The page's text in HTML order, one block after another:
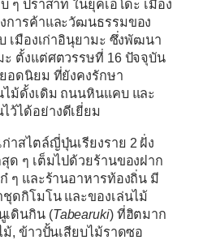
ๆ ปราสาท ในยุคเอโดะ เมือง
การค้าและวัฒนธรรมของ
เมืองเก่าอินุยามะ ซึ่งพัฒนา
ตั้งแต่ศตวรรษที่ 16 ปัจจุบัน
อดนิยม ที่ยังคงรักษา
ม้ดั้งเดิม ถนนหินแคบ และ
ว้ได้อย่างดีเยี่ยม
ก่าสไตล์ญี่ปุ่นเรียงราย 2 ฝั่ง
ด ๆ เต็มไปด้วยร้านของฝาก
ๆ และร้านอาหารท้องถิ่น มี
ดกิโมโน และของเล่นไม้
เดินกิน (Tabearuki) ที่ฮิตมาก
, ข้าวปั้นเสียบไม้ราดซอ